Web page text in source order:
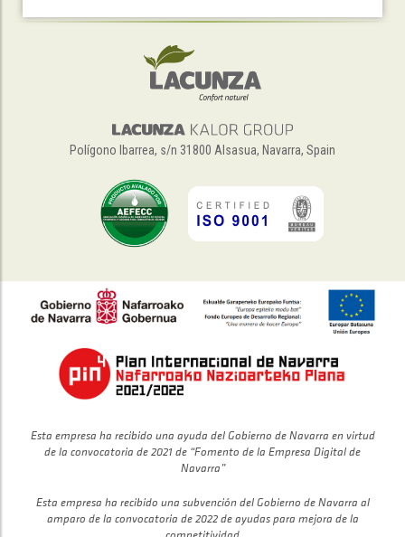
Polígono Ibarrea, s/n 31800 Alsasua, Navarra, Spain
Esta empresa ha recibido una ayuda del Gobierno de Navarra en virtud
de la convocatoria de 2021 de “Fomento de la Empresa Digital de
Navarra”
Esta empresa ha recibido una subvención del Gobierno de Navarra al
amparo de la convocatoria de 2022 de ayudas para mejora de la